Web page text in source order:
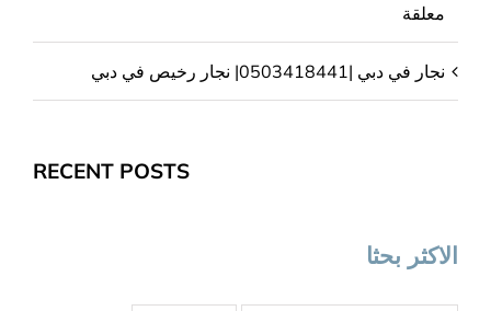
معلقة
نجار في دبي |0503418441| نجار رخيص في دبي
RECENT POSTS
الاكثر بحثا